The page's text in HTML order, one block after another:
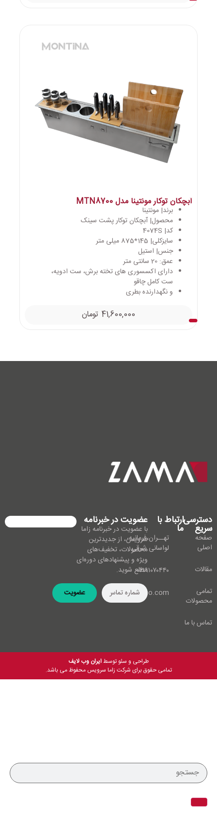
آبچکان توکار مونتینا مدل MTN8700
برند| مونتینا
محصول| آبچکان توکار پشت سینک
کد| 4074S
سایزکلی| 145*875 میلی متر
جنس| استیل
عمق: 20 سانتی متر
دارای اکسسوری های تخته برش، ست ادویه،
ست کامل چاقو
و نگهدارنده بطری
41,600,000 تومان
دسترسی
سریع
صفحه
اصلی
مقالات
تمامی
محصولات
تماس با ما
ارتباط با
ما
تهــران،فرمانیه،
لواسانی شرقی
۰۲۱۹۱۰۷۰۴۴۰
info@zamaco.com
عضویت در خبرنامه
با عضویت در خبرنامه زاما
سرویس، از جدیدترین
محصولات، تخفیف‌های
ویژه و پیشنهادهای دوره‌ای
مطلع شوید.
عضویت
طراحی و سئو توسطایران وب لایف
تمامی حقوق برای شرکت زاما سرویس محفوظ می باشد.